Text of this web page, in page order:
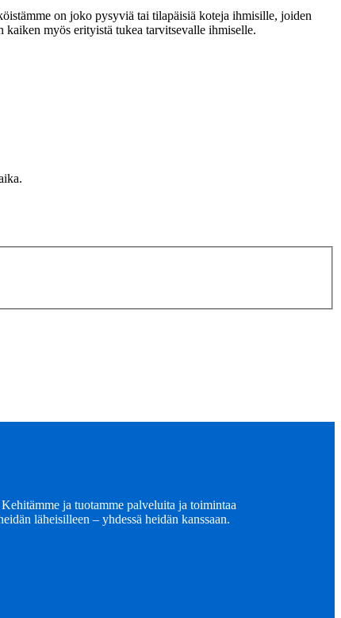
on joko pysyviä tai tilapäisiä koteja ihmisille, joiden
kaiken myös erityistä tukea tarvitsevalle ihmiselle.
ja tuotamme palveluita ja toimintaa
läheisilleen – yhdessä heidän kanssaan.